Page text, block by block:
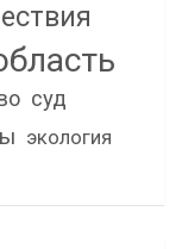
суд
экология